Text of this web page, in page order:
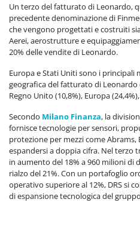
Un terzo del fatturato di Leonardo,
precedente denominazione di
che vengono progettati e costruiti
Aerei, aerostrutture e
20% delle vendite di Leonardo.
Europa e Stati Uniti sono i principali
geografica del fatturato di Leonardo
Regno Unito (10,8%), Europa
Secondo Milano Finanza, la
fornisce tecnologie per sensori,
protezione per mezzi come
espandersi a doppia cifra. Nel terzo
in aumento del 18% a 960 milioni di
rialzo del 21%. Con un portafoglio
operativo superiore al 12%, DRS si
di espansione tecnologica del